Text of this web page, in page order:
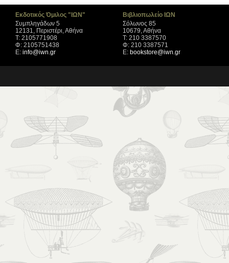
Εκδοτικός Όμιλος "ΙΩΝ"
Συμπληγάδων 5
12131, Περιστέρι, Αθήνα
Τ: 2105771908
Φ: 2105751438
Ε: info@iwn.gr
Βιβλιοπωλείο ΙΩΝ
Σόλωνος 85
10679, Αθήνα
Τ: 210 3387570
Φ: 210 3387571
Ε: bookstore@iwn.gr